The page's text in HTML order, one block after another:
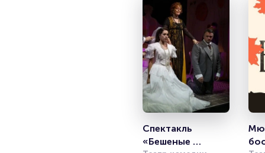
Спектакль
«Бешеные